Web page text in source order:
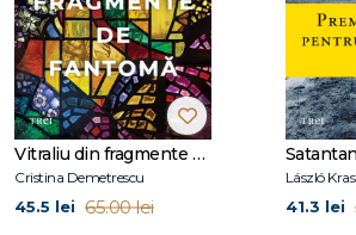
Vitraliu din fragmente de fantomă
Cristina Demetrescu
45.5 lei 65.00 lei
László
41.3 lei